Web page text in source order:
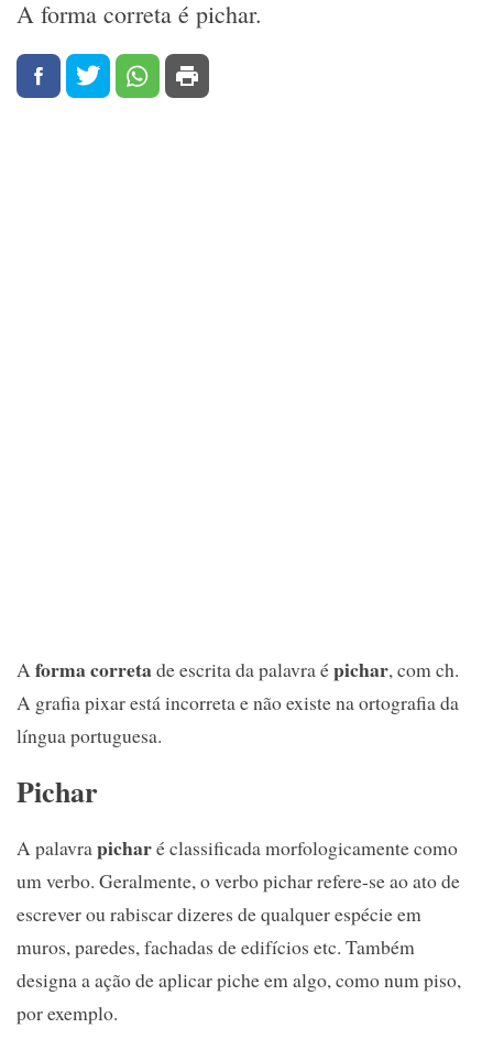
A forma correta é pichar.
Aforma corretade escrita da palavra épichar, com ch.
A grafia pixar está incorreta e não existe na ortografia da
língua portuguesa.
Pichar
A palavrapicharé classificada morfologicamente como
um verbo. Geralmente, o verbo pichar refere-se ao ato de
escrever ou rabiscar dizeres de qualquer espécie em
muros, paredes, fachadas de edifícios etc. Também
designa a ação de aplicar piche em algo, como num piso,
por exemplo.